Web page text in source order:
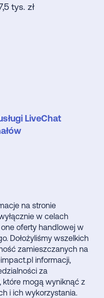
tys. zł
LiveChat
na stronie
w celach
oferty handlowej w
Dołożyliśmy wszelkich
zamieszczanych na
informacji,
za
które mogą wyniknąć z
i ich wykorzystania.